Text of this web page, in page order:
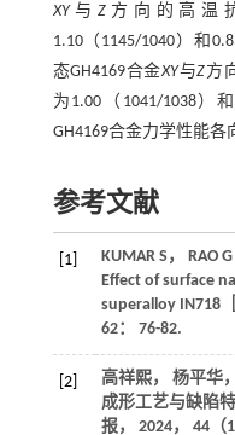
XY与 Z方向的高温
1.10（1145/1040）和
态GH4169合金XY与Z方
为1.00（1041/1038）
GH4169合金力学性能各
参考文献
[1] KUMAR S ， RAO G
Effect of surface
superalloy IN718
62： 76-82.
[2]
高祥熙， 杨平华
成形工艺与缺陷
报， 2024， 44（